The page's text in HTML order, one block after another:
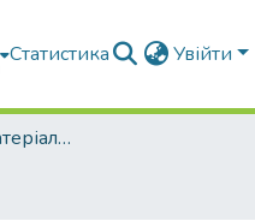
Статистика Увійти
Конференції та матеріали конференцій